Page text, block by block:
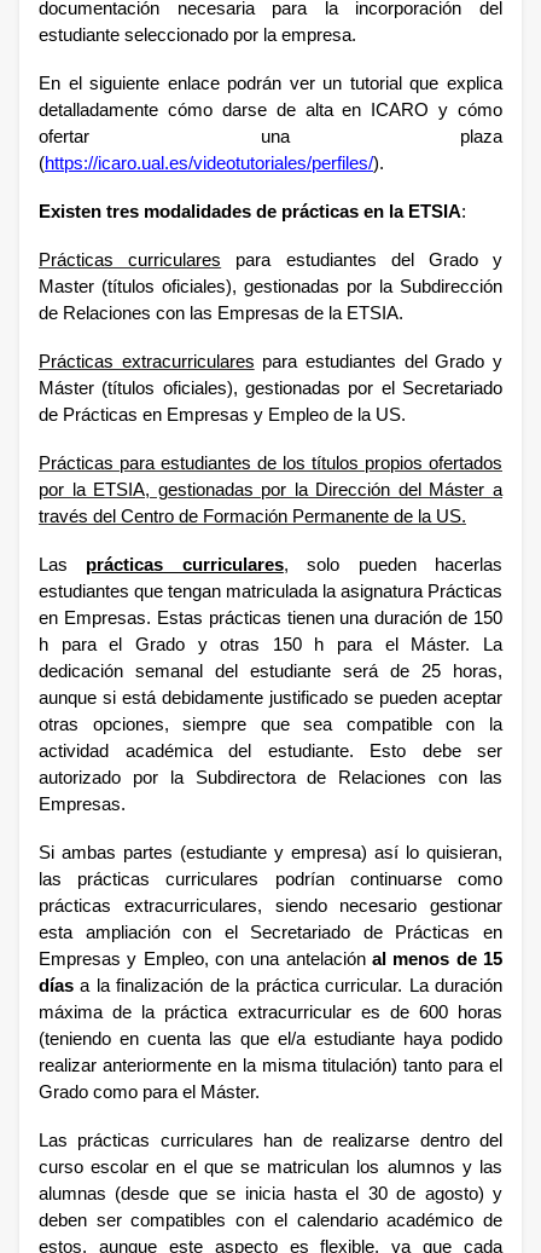
documentación necesaria para la incorporación del
estudiante seleccionado por la empresa.
En el siguiente enlace podrán ver un tutorial que explica
detalladamente cómo darse de alta en ICARO y cómo
ofertar una plaza
(https://icaro.ual.es/videotutoriales/perfiles/).
Existen tres modalidades de prácticas en la ETSIA:
Prácticas curriculares para estudiantes del Grado y
Master (títulos oficiales), gestionadas por la Subdirección
de Relaciones con las Empresas de la ETSIA.
Prácticas extracurriculares para estudiantes del Grado y
Máster (títulos oficiales), gestionadas por el Secretariado
de Prácticas en Empresas y Empleo de la US.
Prácticas para estudiantes de los títulos propios ofertados
por la ETSIA, gestionadas por la Dirección del Máster a
través del Centro de Formación Permanente de la US.
Las prácticas curriculares, solo pueden hacerlas
estudiantes que tengan matriculada la asignatura Prácticas
en Empresas. Estas prácticas tienen una duración de 150
h para el Grado y otras 150 h para el Máster. La
dedicación semanal del estudiante será de 25 horas,
aunque si está debidamente justificado se pueden aceptar
otras opciones, siempre que sea compatible con la
actividad académica del estudiante. Esto debe ser
autorizado por la Subdirectora de Relaciones con las
Empresas.
Si ambas partes (estudiante y empresa) así lo quisieran,
las prácticas curriculares podrían continuarse como
prácticas extracurriculares, siendo necesario gestionar
esta ampliación con el Secretariado de Prácticas en
Empresas y Empleo, con una antelación al menos de 15
días a la finalización de la práctica curricular. La duración
máxima de la práctica extracurricular es de 600 horas
(teniendo en cuenta las que el/a estudiante haya podido
realizar anteriormente en la misma titulación) tanto para el
Grado como para el Máster.
Las prácticas curriculares han de realizarse dentro del
curso escolar en el que se matriculan los alumnos y las
alumnas (desde que se inicia hasta el 30 de agosto) y
deben ser compatibles con el calendario académico de
estos, aunque este aspecto es flexible, ya que cada